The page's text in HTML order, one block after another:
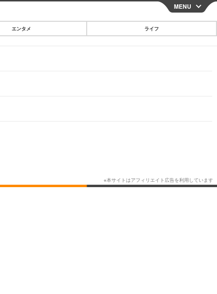
CLOSE
その他
MENU
エンタメ ライフ